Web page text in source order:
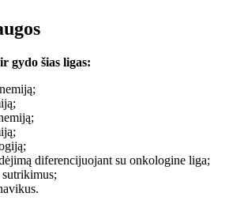
gydo šias ligas:
diferencijuojant su onkologine liga;